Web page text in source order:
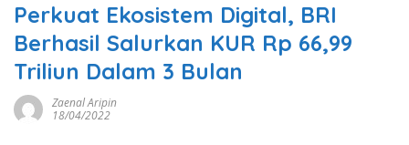
Perkuat Ekosistem Digital, BRI
Berhasil Salurkan KUR Rp 66,99
Triliun Dalam 3 Bulan
Zaenal Aripin
18/04/2022